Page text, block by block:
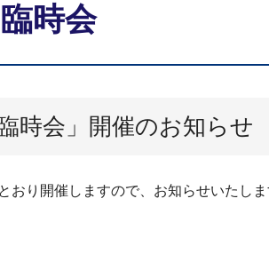
時会
時会」開催のお知らせ
おり開催しますので、お知らせいたしま